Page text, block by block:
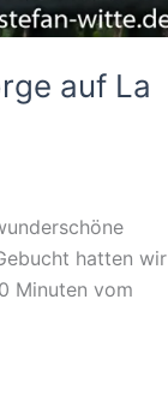
auf La
hatten wir
Minuten vom